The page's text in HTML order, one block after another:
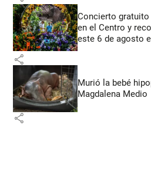
Concierto gratuito
en el Centro y
este 6 de agosto
share
Murió la bebé
Magdalena Medio
share